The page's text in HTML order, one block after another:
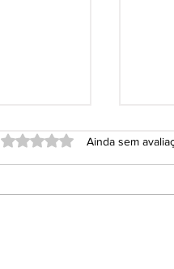
Avaliado com 0 de 5
Ainda sem